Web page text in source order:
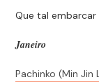
Que tal
Janeiro
Pachinko (Min Jin